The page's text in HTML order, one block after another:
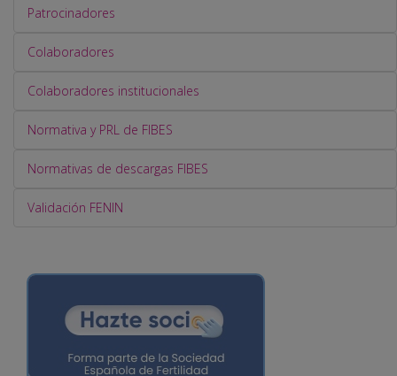
Patrocinadores
Colaboradores
Colaboradores institucionales
Normativa y PRL de FIBES
Normativas de descargas FIBES
Validación FENIN